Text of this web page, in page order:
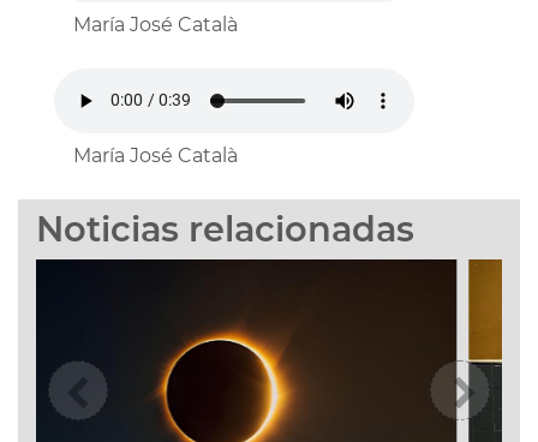
María José Català
María José Català
Noticias relacionadas